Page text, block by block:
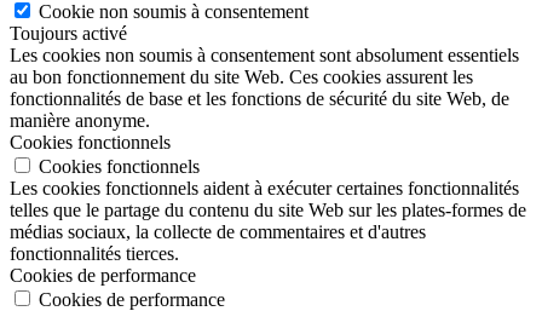
Cookie non soumis à consentement
Toujours activé
Les cookies non soumis à consentement sont absolument essentiels
au bon fonctionnement du site Web. Ces cookies assurent les
fonctionnalités de base et les fonctions de sécurité du site Web, de
manière anonyme.
Cookies fonctionnels
Cookies fonctionnels
Les cookies fonctionnels aident à exécuter certaines fonctionnalités
telles que le partage du contenu du site Web sur les plates-formes de
médias sociaux, la collecte de commentaires et d'autres
fonctionnalités tierces.
Cookies de performance
Cookies de performance